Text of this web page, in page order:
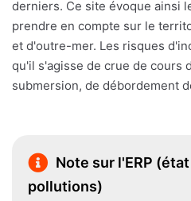
derniers. Ce site évoque ainsi
prendre en compte sur le
et d'outre-mer. Les risques
qu'il s'agisse de crue de cours
submersion, de débordement
Note sur l'ERP
pollutions)